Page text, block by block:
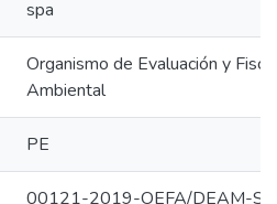
spa
Organismo de Evaluación y
Ambiental
PE
00121-2019-OEFA/DEAM-